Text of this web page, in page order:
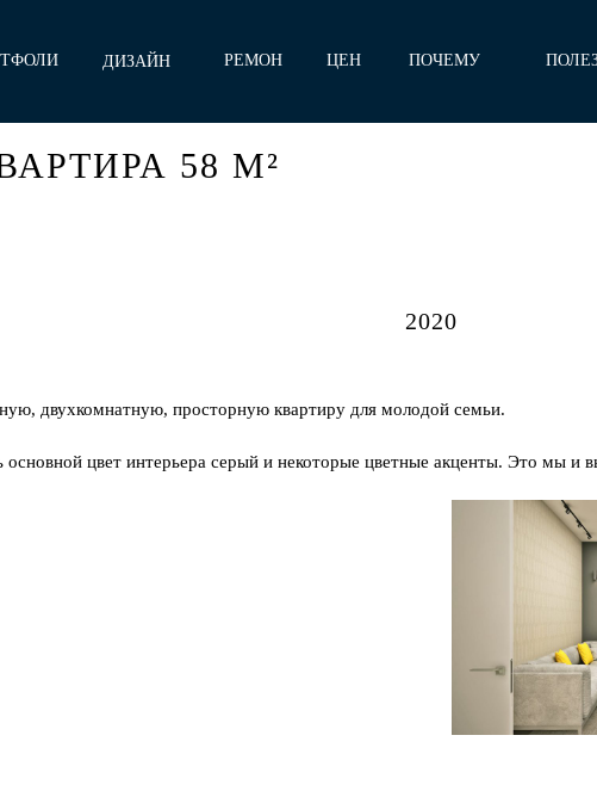
ДИЗАЙН
РЕМОН
ЦЕН
ПОЧЕМУ
58 М²
2020
двухкомнатную, просторную квартиру для молодой семьи.
основной цвет интерьера серый и некоторые цветные акценты. Это мы и